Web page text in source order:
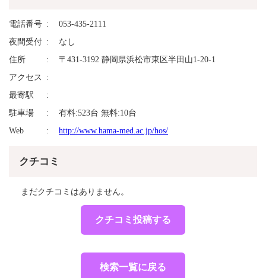
電話番号
053-435-2111
夜間受付
なし
住所
〒431-3192 静岡県浜松市東区半田山1-20-1
アクセス
最寄駅
駐車場
有料:523台 無料:10台
Web
http://www.hama-med.ac.jp/hos/
クチコミ
まだクチコミはありません。
クチコミ投稿する
検索一覧に戻る